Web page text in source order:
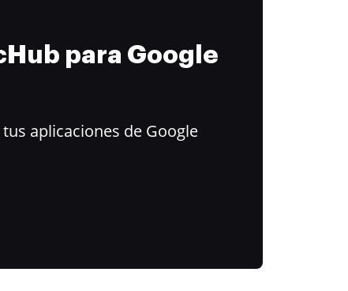
para Google
aplicaciones de Google